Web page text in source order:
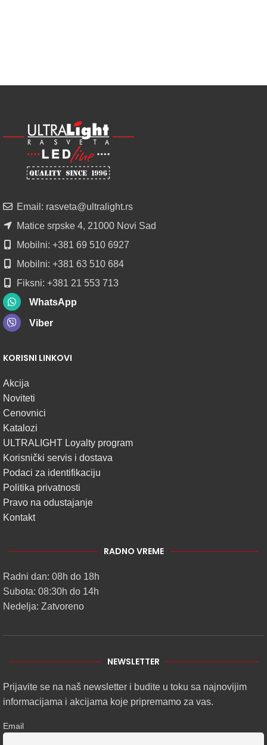
Email: rasveta@ultralight.rs
Matice srpske 4, 21000 Novi Sad
Mobilni: +381 69 510 6927
Mobilni: +381 63 510 684
Fiksni: +381 21 553 713
WhatsApp
Viber
KORISNI LINKOVI
Akcija
Noviteti
Cenovnici
Katalozi
ULTRALIGHT Loyalty program
Korisnički servis i dostava
Podaci za identifikaciju
Politika privatnosti
Pravo na odustajanje
Kontakt
RADNO VREME
Radni dan: 08h do 18h
Subota: 08:30h do 14h
Nedelja: Zatvoreno
NEWSLETTER
Prijavite se na naš newsletter i budite u toku sa najnovijim
informacijama i akcijama koje pripremamo za vas.
Email